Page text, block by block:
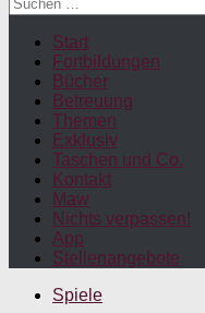
nach:
Start
Fortbildungen
Bücher
Betreuung
Themen
Exklusiv
Taschen und Co.
Kontakt
Maw
Nichts verpassen!
App
Stellenangebote
Spiele